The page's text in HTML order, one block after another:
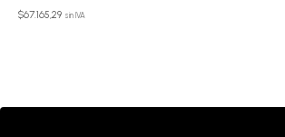
$67.165,29 sin IVA